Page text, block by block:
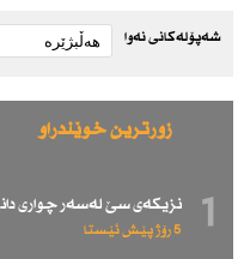
شەپۆلەکانی نەوا
زۆرترین خوێندراو
1 نزیكەی سێ لەسەر چواری
5 رۆژ پێش ئێستا